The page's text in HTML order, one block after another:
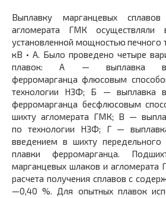
Выплавку марганцевых
агломерата ГМК
установленной мощностью печного
кВ • А. Было проведено четыре
плавок: А — выплавка
ферромарганца флюсовым
технологии НЗФ; Б — выплавка
ферромарганца бесфлюсовым
шихту агломерата ГМК; В —
по технологии НЗФ; Г —
введением в шихту
плавки ферромарганца.
марганцевых шлаков и агломерата
расчета получения сплавов с
—0,40 %. Для опытных плавок